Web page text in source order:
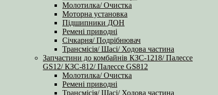
Молотилка/ Очистка
Моторна установка
Підшипники ДОН
Ремені приводні
Січкарня/ Подрібнювач
Трансмісія/ Шасі/ Ходова частина
Запчастини до комбайнів КЗС-1218/ Палессе
GS12/ КЗС-812/ Палессе GS812
Молотилка/ Очистка
Ремені приводні
Трансмісія/ Шасі/ Ходова частина